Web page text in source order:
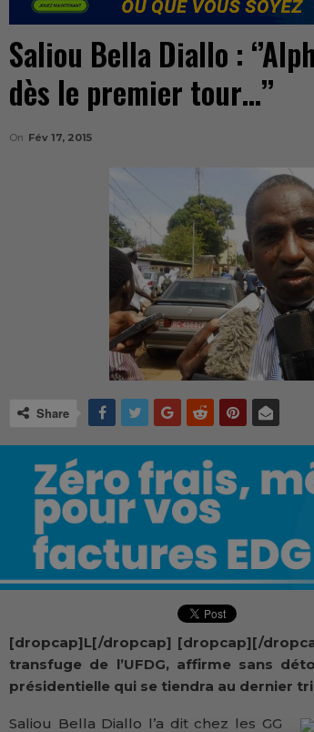
Saliou Bella Diallo :
dès le premier tour…’’
On Fév 17, 2015
Share
[dropcap]L[/dropcap] [dropcap][/
transfuge de l’UFDG, affirme sans
présidentielle qui se tiendra au dernier
Saliou Bella Diallo l’a dit chez les GG